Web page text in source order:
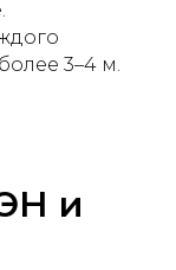
3–4 м.
и